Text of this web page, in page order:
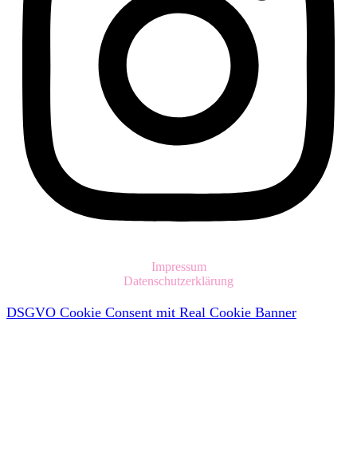
Impressum
Datenschutzerklärung
DSGVO Cookie Consent mit Real Cookie Banner